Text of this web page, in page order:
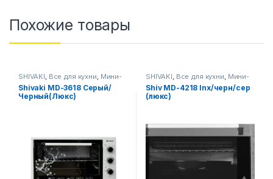
Похожие товары
SHIVAKI, Все для кухни, Мини-
печи
Shivaki MD-3618 Серый/
Черный(Люкс)
SHIVAKI, Все для кухни, Мини-
печи
Shiv MD-4218 Inx/черн/сер
(люкс)